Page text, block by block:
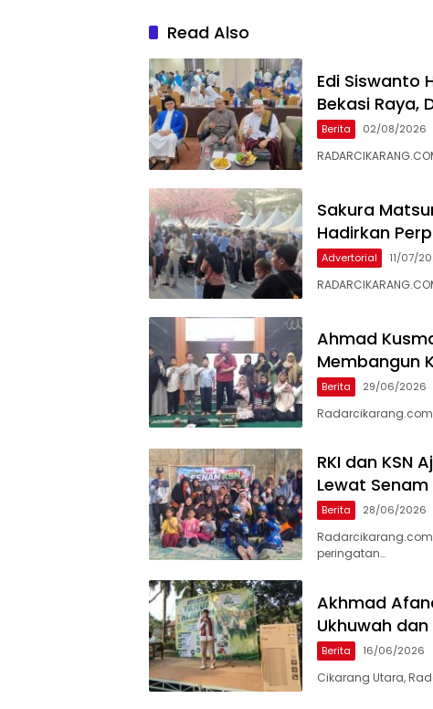
Read Also
Edi Siswanto
Bekasi Raya,
Berita 02/08/2026
Sakura
Hadirkan
Advertorial 11/07/
Ahmad
Membangun
Berita 29/06/2026
RKI dan KSN
Lewat
Berita 28/06/2026
Radarcikarang.com,
peringatan…
Akhmad
Ukhuwah
Berita 16/06/2026
Cikarang Utara,